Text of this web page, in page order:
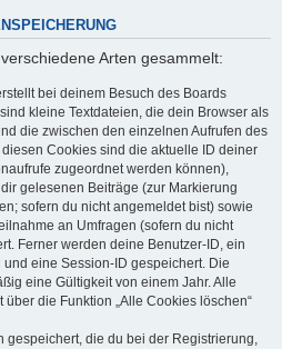
Arten gesammelt:
bei deinem Besuch des Boards
kleine Textdateien, die dein Browser als
die zwischen den einzelnen Aufrufen des
Cookies sind die aktuelle ID deiner
zugeordnet werden können),
gelesenen Beiträge (zur Markierung
sofern du nicht angemeldet bist) sowie
an Umfragen (sofern du nicht
Ferner werden deine Benutzer-ID, ein
eine Session-ID gespeichert. Die
eine Gültigkeit von einem Jahr. Alle
die Funktion „Alle Cookies löschen“
gespeichert, die du bei der Registrierung,